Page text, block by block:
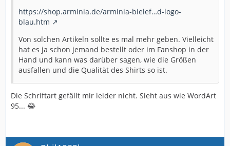
https://shop.arminia.de/arminia-bielef…d-logo-
blau.htm
Von solchen Artikeln sollte es mal mehr geben. Vielleicht
hat es ja schon jemand bestellt oder im Fanshop in der
Hand und kann was darüber sagen, wie die Größen
ausfallen und die Qualität des Shirts so ist.
Die Schriftart gefällt mir leider nicht. Sieht aus wie WordArt
95... 😂